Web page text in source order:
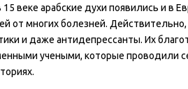
веке арабские духи появились и в
от многих болезней.
и даже антидепрессанты. Их
учеными, которые проводили